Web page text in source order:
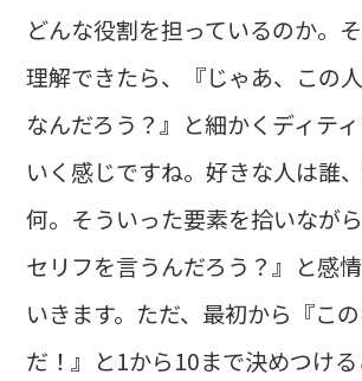
どんな役割を担っているのか。
理解できたら、『じゃあ、この
なんだろう？』と細かくディテ
いく感じですね。好きな人は誰
何。そういった要素を拾いなが
セリフを言うんだろう？』と感
いきます。ただ、最初から『こ
だ！』と1から10まで決めつけ